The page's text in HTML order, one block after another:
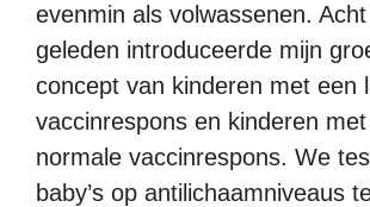
evenmin als volwassenen.
geleden introduceerde mijn
concept van kinderen met een
vaccinrespons en kinderen
normale vaccinrespons. We
baby’s op antilichaamniveaus